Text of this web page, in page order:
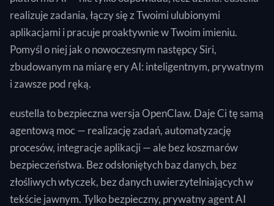
realizuje zadania, łączy się z Twoimi ulubionymi
aplikacjami i pracuje proaktywnie w Twoim imieniu.
Pomyśl o niej jak o nowoczesnym następcy Siri,
zbudowanym na miarę ery AI: inteligentnym, prywatnym
i zawsze pod ręką.
eustella to bezpieczna wersja OpenClaw. Daje Ci tę samą
agentową moc — realizację zadań, automatyzację
procesów, integracje aplikacji — ale bez koszmarów
bezpieczeństwa. Bez odsłoniętych baz danych, bez
złośliwych wtyczek, bez danych uwierzytelniających w
tekście jawnym. Tylko bezpieczny, prywatny agent AI